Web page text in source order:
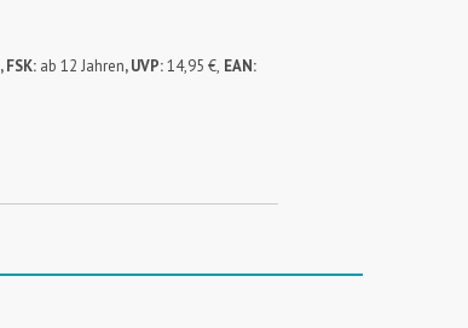
, FSK: ab 12 Jahren, UVP:14,95 €, EAN: